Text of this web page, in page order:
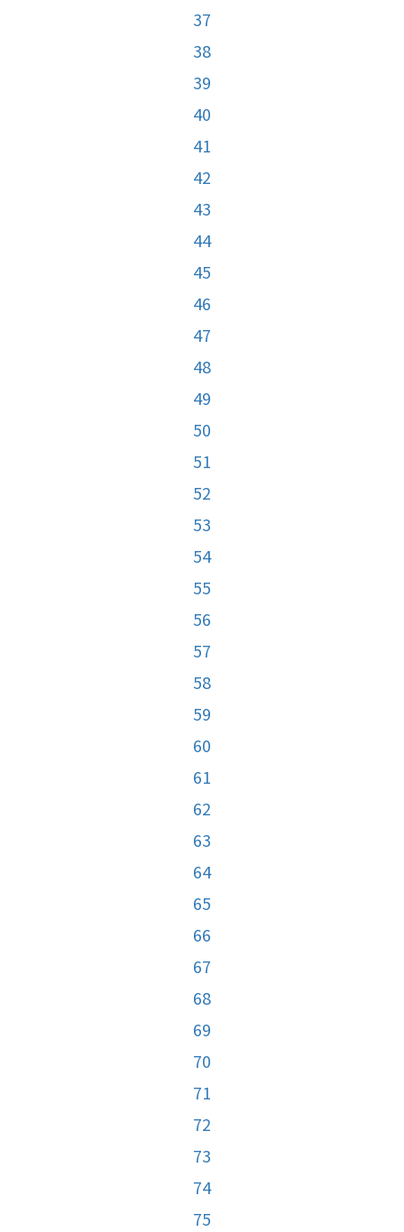
37
38
39
40
41
42
43
44
45
46
47
48
49
50
51
52
53
54
55
56
57
58
59
60
61
62
63
64
65
66
67
68
69
70
71
72
73
74
75